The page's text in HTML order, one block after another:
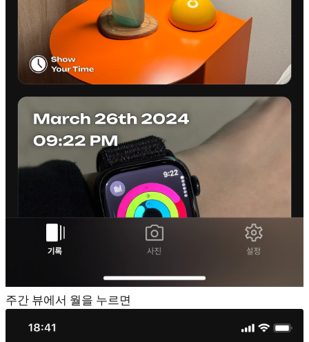
주간 뷰에서 월을 누르면